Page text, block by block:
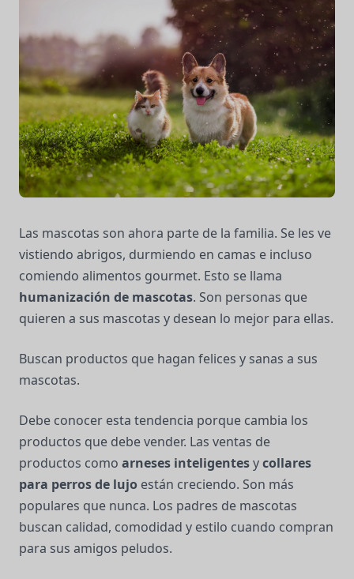
Las mascotas son ahora parte de la familia. Se les ve
vistiendo abrigos, durmiendo en camas e incluso
comiendo alimentos gourmet. Esto se llama
humanización de mascotas. Son personas que
quieren a sus mascotas y desean lo mejor para ellas.
Buscan productos que hagan felices y sanas a sus
mascotas.
Debe conocer esta tendencia porque cambia los
productos que debe vender. Las ventas de
productos como arneses inteligentesycollares
para perros de lujo están creciendo. Son más
populares que nunca. Los padres de mascotas
buscan calidad, comodidad y estilo cuando compran
para sus amigos peludos.